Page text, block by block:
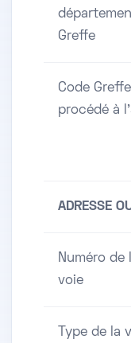
Greffe
Code
procédé à
ADRESSE
Numéro de
voie
Type de la